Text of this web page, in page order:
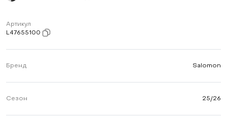
Артикул
L47655100
Бренд Salomon
Сезон 25/26